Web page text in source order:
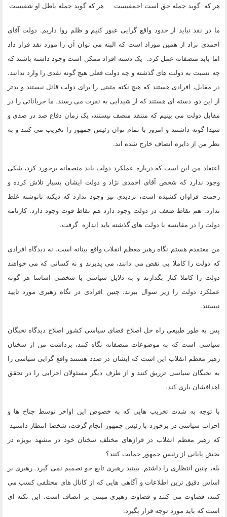
هر که گوید جمله حق است احمقیست هر که گوید جمله باطل او شقیست
ما در نقد نباید از حدود واقع گرایی عبور کنیم و ظلم روا داریم. دولت آقای
احمدی نزاد از همین موراد است که البته می توان آن را مورد نقد قرار داد
اما باید منصفانه عمل کرد. یک دسته افراد ممکن است وجود داشته باشند که
چه نسبت به دولت های گذشته و چه دولت فعلی هیچ گونه نقدی را وارد ندانند.
در مقابل، افرادی هستند که هیچ نکته مثبتی را برای دولت قائل نیستند و بدتر
از این دو، دسته ای هستند که از شیدایی به نفرت می رسند. ما جریاناتی را در
مقابل دولت می بینیم که منتقد منصف نیستند، یک زمان دفاع صد در صدی و
شیدا گونه داشتند و امروز با تمام توان رئیس جمهور را تخریب می کنند و به
نظر من از دایره انصاف خارج شده اند.
اعتقاد من این است که درباره عملکرد دولت باید منصفانه برخورد کرد، شکی
وجود ندارد که شخص آقای احمدی نژاد و دولت ایشان بسیار تلاش کرده و
زحمت فراوان کشیده است، تردیدی نیز وجود ندارد که دیکته نانوشته غلط
ندارد. هم نقاط ضعف در دولت وجود دارد هم نقاط قوت وجود دارد. کارنامه
دولت را در مقایسه با دولت های گذشته باید اندازه گرفت.
من معتقدم هستم نگاه رهبر معظم انقلاب واقع بینانه است، نه دیدگاه افرادی
که دولت را کاملا بی نقص می دانند، می پذیرند و نه کسانی که می خواهند
دولت را کاملا کنار بگذارند و به دلایل سیاسی یا شخصی اساسا هر گونه
عملکرد دولت را زیر سوال ببرند. چنین افرادی در نگاه رهبری مورد تایید
نیستند.
پس به طور طبیعی راه حل اصلاح فضای سیاسی کشور اصلاح دیدگاه نخبگان
سیاسی است که به موضوعات منصفانه نگاه کنند، برداشت من از سخنان
رهبر معظم انقلاب این است که ایشان در صدد هستند واقع گرایی سیاسی را
به نخبگان سیاسی تزریق کنند و از طرف دیگر مسئولان اجرایی را در تحقق
اهدافشان یاری کند.
با توجه به شدت تخریب هایی که به خصوص این اواخر توسط جناح ها و
احزاب سیاسی در برخورد با رئیس جمهور انجام گرفت، شخصا انتظار داشتید
که رهبر معظم انقلاب در فرازهای مختلف سخنان خود در مشهد بویژه در
بخش پایانی از رئیس جمهور حمایت کنند؟
بله، چنین انتظاری را داشتم. ببینید رهبری تابع جو تصمیم نمی گیرد. رهبری بر
اساس دقیق ترین اطلاعات و آگاهی هایی که از کانال های مختلفی کسب می
کنند، قضاوت می کنند و قضاوت رهبری مبتنی بر انصاف است. این نکته ای
است که باید مورد توجه قرار بگیرد.